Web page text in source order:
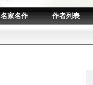
名家名作 作者列表